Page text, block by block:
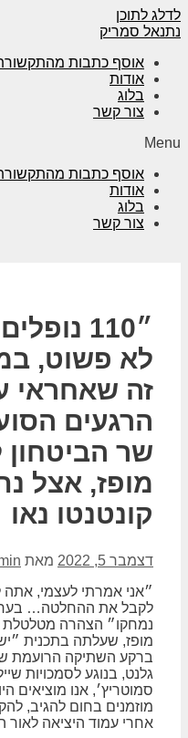
לדלג לתוכן
נתנאל סמריק
אוסף כתבות
אודות
בלוג
צור קשר
Menu
אוסף כתבות
אודות
בלוג
צור קשר
״110
לא פשוט,
זה שאחראי
הרגעים
שר
מופז, אצל
קונטנטו נאו
דצמבר 5, 2022 מאת
״אני אמרתי לעצמי, אתה
לקבל את ההחלטה…
נמחקו״ הצהרה
מופז, שעלתה בתכנית
ברקע השתיקה הרועמת
גלנט, בנוגע לסמכויות
סמוטריץ׳, אנו מוציאים
מוזמנים בחום להגיב,
אחרי עמוד היציאה לאור